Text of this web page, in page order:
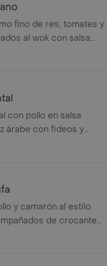
fino de res, tomates y
al wok con salsa
de arroz y papas
con pollo en salsa
árabe con fideos y
decorado con
y camarón al estilo
de crocante